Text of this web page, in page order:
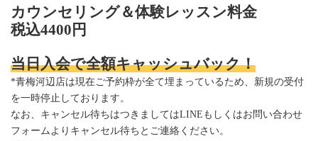
カウンセリング＆体験レッスン料金
税込4400円
当日入会で全額キャッシュバック！
*青梅河辺店は現在ご予約枠が全て埋まっているため、新規の受付
を一時停止しております。
なお、キャンセル待ちはつきましてはLINEもしくはお問い合わせ
フォームよりキャンセル待ちとご連絡ください。